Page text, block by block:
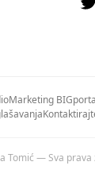
Marketing
Tomić — Sva prava